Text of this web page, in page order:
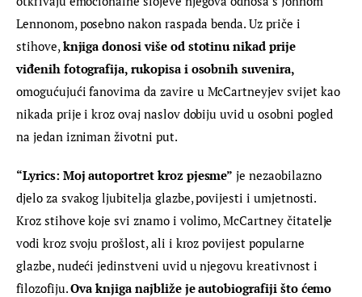
Lennonom, posebno nakon raspada benda. Uz priče i
stihove, knjiga donosi više od stotinu nikad prije
viđenih fotografija, rukopisa i osobnih suvenira,
omogućujući fanovima da zavire u McCartneyjev svijet kao
nikada prije i kroz ovaj naslov dobiju uvid u osobni pogled
na jedan izniman životni put.
“Lyrics: Moj autoportret kroz pjesme” je nezaobilazno
djelo za svakog ljubitelja glazbe, povijesti i umjetnosti.
Kroz stihove koje svi znamo i volimo, McCartney čitatelje
vodi kroz svoju prošlost, ali i kroz povijest popularne
glazbe, nudeći jedinstveni uvid u njegovu kreativnost i
filozofiju. Ova knjiga najbliže je autobiografiji što ćemo